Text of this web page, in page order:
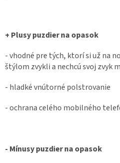
+ Plusy puzdier na opasok
- vhodné pre tých, ktorí si už na
štýlom zvykli a nechcú svoj zvyk
- hladké vnútorné polstrovanie
- ochrana celého mobilného
- Mínusy puzdier na opasok